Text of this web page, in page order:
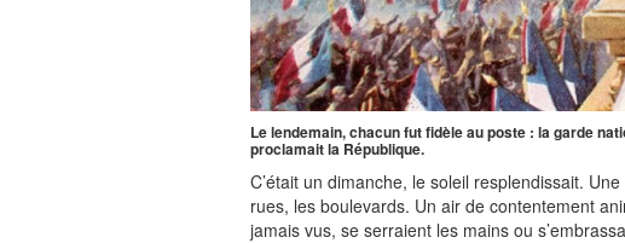
Le lendemain, chacun fut fidèle au poste : la garde
proclamait la République.
C’était un dimanche, le soleil resplendissait.
rues, les boulevards. Un air de contentement
jamais vus, se serraient les mains ou